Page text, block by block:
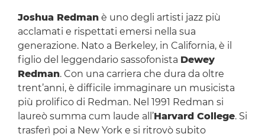
Joshua Redmanè uno degli artisti jazz più
acclamati e rispettati emersi nella sua
generazione. Nato a Berkeley, in California, è il
figlio del leggendario sassofonista Dewey
Redman. Con una carriera che dura da oltre
trent’anni, è difficile immaginare un musicista
più prolifico di Redman. Nel 1991 Redman si
laureò summa cum laude all’Harvard College. Si
trasferì poi a New York e si ritrovò subito